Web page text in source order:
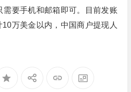
需要手机和邮箱即可。目前发账
万美金以内，中国商户提现人